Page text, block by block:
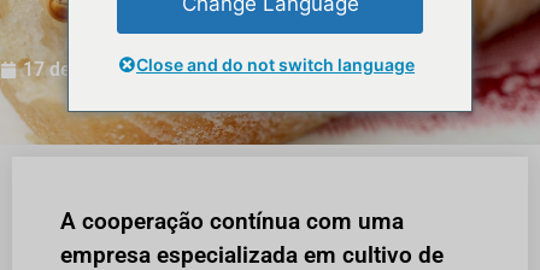
novamente
17 de agosto de 2023
A cooperação contínua com uma
empresa especializada em cultivo de
Close and do not switch language